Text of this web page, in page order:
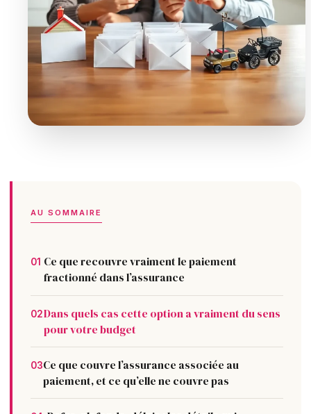
AU SOMMAIRE
01 Ce que recouvre vraiment le paiement
fractionné dans l’assurance
02Dans quels cas cette option a vraiment du sens
pour votre budget
03Ce que couvre l’assurance associée au
paiement, et ce qu’elle ne couvre pas